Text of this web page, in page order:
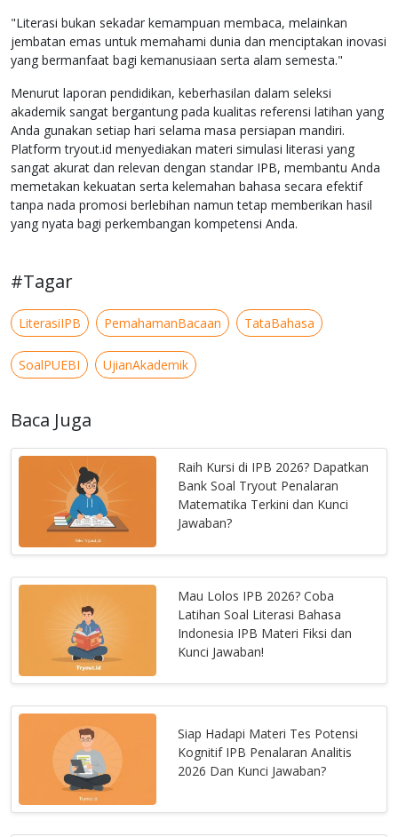
"Literasi bukan sekadar kemampuan membaca, melainkan
jembatan emas untuk memahami dunia dan menciptakan inovasi
yang bermanfaat bagi kemanusiaan serta alam semesta."
Menurut laporan pendidikan, keberhasilan dalam seleksi
akademik sangat bergantung pada kualitas referensi latihan yang
Anda gunakan setiap hari selama masa persiapan mandiri.
Platform tryout.id menyediakan materi simulasi literasi yang
sangat akurat dan relevan dengan standar IPB, membantu Anda
memetakan kekuatan serta kelemahan bahasa secara efektif
tanpa nada promosi berlebihan namun tetap memberikan hasil
yang nyata bagi perkembangan kompetensi Anda.
#Tagar
LiterasiIPB PemahamanBacaan TataBahasa
SoalPUEBI UjianAkademik
Baca Juga
Raih Kursi di IPB 2026? Dapatkan
Bank Soal Tryout Penalaran
Matematika Terkini dan Kunci
Jawaban?
Mau Lolos IPB 2026? Coba
Latihan Soal Literasi Bahasa
Indonesia IPB Materi Fiksi dan
Kunci Jawaban!
Siap Hadapi Materi Tes Potensi
Kognitif IPB Penalaran Analitis
2026 Dan Kunci Jawaban?